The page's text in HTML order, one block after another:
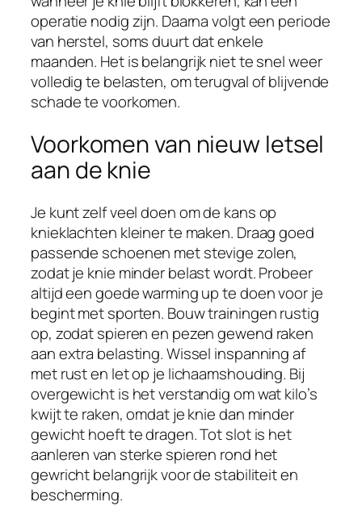
operatie nodig zijn. Daarna volgt een periode
van herstel, soms duurt dat enkele
maanden. Het is belangrijk niet te snel weer
volledig te belasten, om terugval of blijvende
schade te voorkomen.
Voorkomen van nieuw letsel
aan de knie
Je kunt zelf veel doen om de kans op
knieklachten kleiner te maken. Draag goed
passende schoenen met stevige zolen,
zodat je knie minder belast wordt. Probeer
altijd een goede warming up te doen voor je
begint met sporten. Bouw trainingen rustig
op, zodat spieren en pezen gewend raken
aan extra belasting. Wissel inspanning af
met rust en let op je lichaamshouding. Bij
overgewicht is het verstandig om wat kilo’s
kwijt te raken, omdat je knie dan minder
gewicht hoeft te dragen. Tot slot is het
aanleren van sterke spieren rond het
gewricht belangrijk voor de stabiliteit en
bescherming.